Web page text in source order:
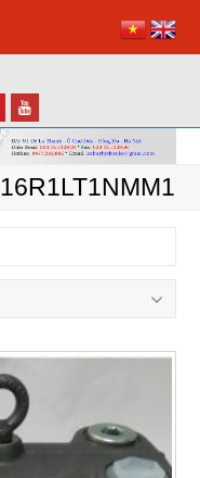
Pinterest